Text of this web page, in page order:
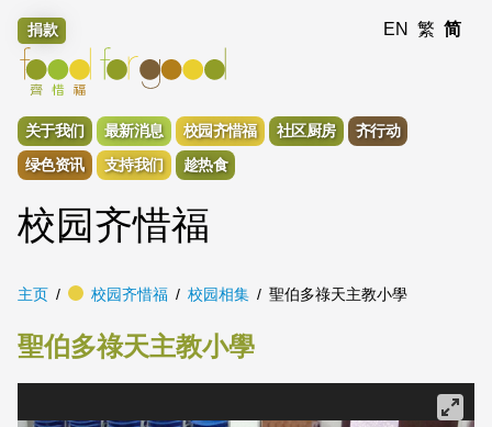
捐款 EN 繁 简
关于我们 最新消息 校园齐惜福 社区厨房
齐行动
绿色资讯
支持我们 趁热食
校园齐惜福
主页 校园齐惜福 校园相集 聖伯多祿天主教小學
聖伯多祿天主教小學